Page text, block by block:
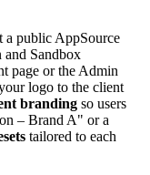
a public AppSource
Sandbox
page or the Admin
logo to the client
branding so users
– Brand A" or a
tailored to each